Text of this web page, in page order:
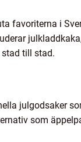
favoriterna i
till stad.
julgodsaker
som